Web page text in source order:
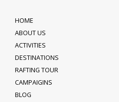
HOME
ABOUT US
ACTIVITIES
DESTINATIONS
RAFTING TOUR
CAMPAIGINS
BLOG